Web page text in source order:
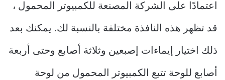
اعتمادًا على الشركة المصنعة للكمبيوتر المحمول ،
قد تظهر هذه النافذة مختلفة بالنسبة لك. يمكنك بعد
ذلك اختيار إيماءات إصبعين وثلاثة أصابع وحتى أربعة
أصابع للوحة تتبع الكمبيوتر المحمول من لوحة